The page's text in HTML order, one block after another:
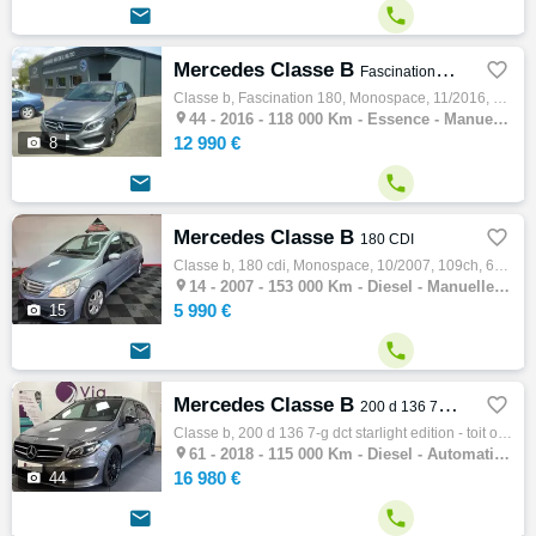
 
 8
Mercedes Classe B Fascination 180 
Classe b, Fascination 180, Monospace, 11/2016, 122ch, 7cv, 118000 km, 5 portes, 5 places, Essence, Boite de vitesse manuelle, Couleur gris,…
 44 - 2016 - 118 000 Km - Essence - Manuelle - Monospace
12 990 €
 
 15
Mercedes Classe B 180 CDI 
Classe b, 180 cdi, Monospace, 10/2007, 109ch, 6cv, 153000 km, 5 portes, 5 places, Clim. auto, Diesel, Boite de vitesse manuelle, Couleur bl…
 14 - 2007 - 153 000 Km - Diesel - Manuelle - Monospace
5 990 €
 
 44
Mercedes Classe B 200 d 136 7-G DCT Starlight Edition - Toit ouvrant panoramique 
Classe b, 200 d 136 7-g dct starlight edition - toit ouvrant panoramique, Monospace, 10/2018, 136ch, 7cv, 115000 km, 5 portes, 5 places, Di…
 61 - 2018 - 115 000 Km - Diesel - Automatique - Monospace
16 980 €
 